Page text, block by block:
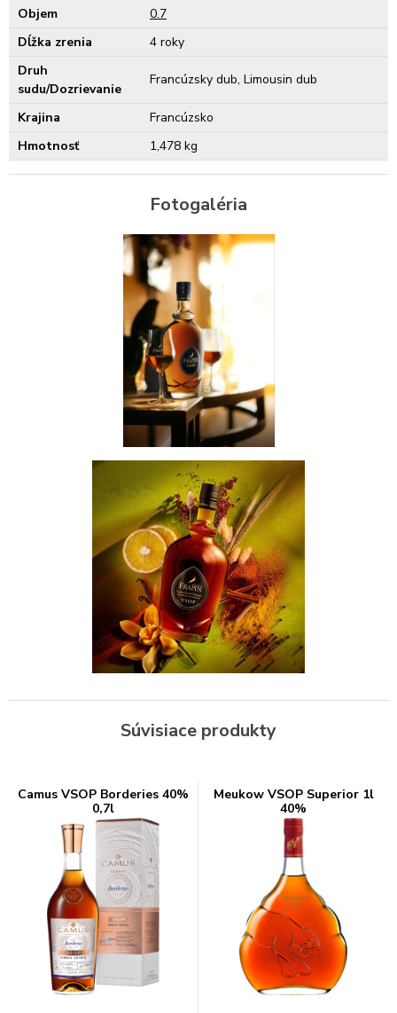
Objem
0.7
Dĺžka zrenia
4 roky
Druh
sudu/Dozrievanie
Francúzsky dub, Limousin dub
Krajina
Francúzsko
Hmotnosť
1,478 kg
Fotogaléria
Súvisiace produkty
Camus VSOP Borderies 40%
0,7l
Meukow VSOP Superior 1l
40%